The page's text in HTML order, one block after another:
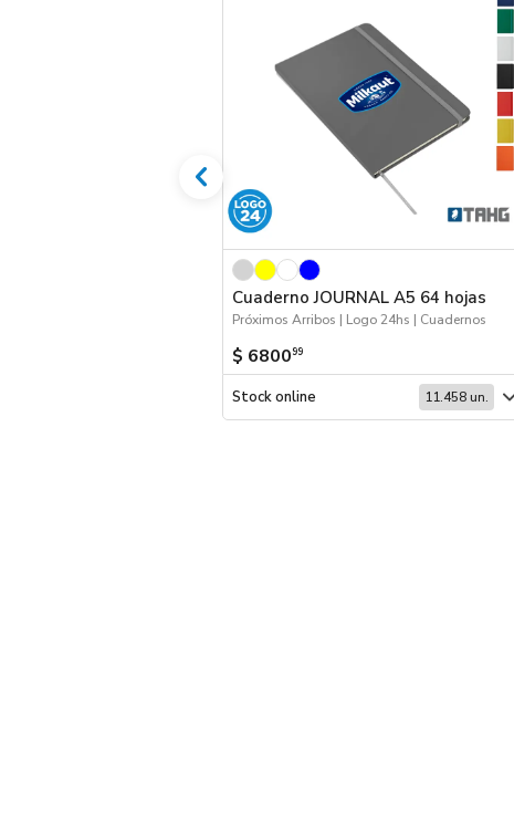
Cuaderno JOURNAL A5 64 hojas
Próximos Arribos | Logo 24hs | Cuadernos
$ 680099
Stock online 11.458 un.